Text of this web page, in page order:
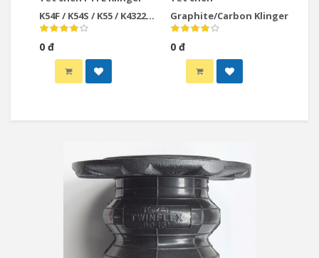
K54F / K54S / K55 / K4322
/ K410
0 đ
Graphite/Carbon Klinger
0 đ